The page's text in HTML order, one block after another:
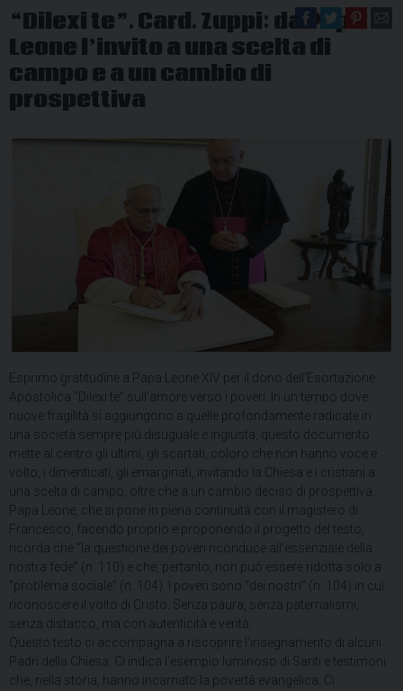
“Dilexi te”. Card. Zuppi: da Papa
Leone l’invito a una scelta di
campo e a un cambio di
prospettiva
Esprimo gratitudine a Papa Leone XIV per il dono dell’Esortazione
Apostolica “Dilexi te” sull’amore verso i poveri. In un tempo dove
nuove fragilità si aggiungono a quelle profondamente radicate in
una società sempre più disuguale e ingiusta, questo documento
mette al centro gli ultimi, gli scartati, coloro che non hanno voce e
volto, i dimenticati, gli emarginati, invitando la Chiesa e i cristiani a
una scelta di campo, oltre che a un cambio deciso di prospettiva.
Papa Leone, che si pone in piena continuità con il magistero di
Francesco, facendo proprio e proponendo il progetto del testo,
ricorda che “la questione dei poveri riconduce all’essenziale della
nostra fede” (n. 110) e che, pertanto, non può essere ridotta solo a
“problema sociale” (n. 104). I poveri sono “dei nostri” (n. 104) in cui
riconoscere il volto di Cristo. Senza paura, senza paternalismi,
senza distacco, ma con autenticità e verità.
Questo testo ci accompagna a riscoprire l’insegnamento di alcuni
Padri della Chiesa. Ci indica l’esempio luminoso di Santi e testimoni
che, nella storia, hanno incarnato la povertà evangelica. Ci